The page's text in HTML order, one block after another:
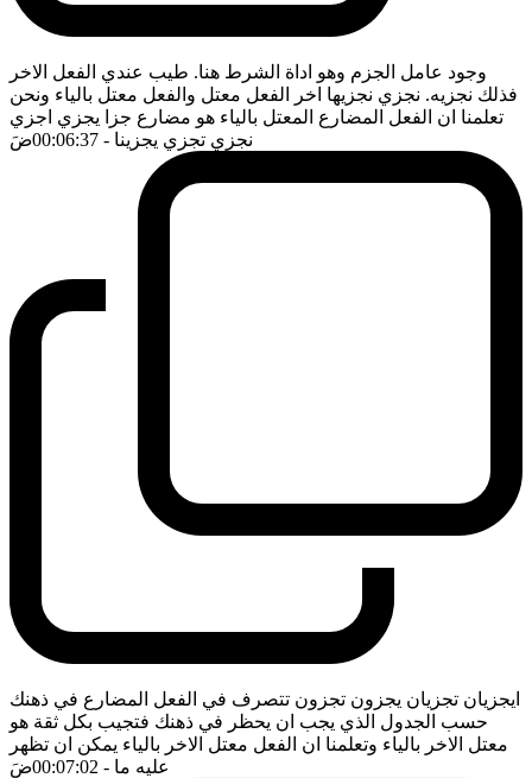
وجود عامل الجزم وهو اداة الشرط هنا. طيب عندي الفعل الاخر
فذلك نجزيه. نجزي نجزيها اخر الفعل معتل والفعل معتل بالياء ونحن
تعلمنا ان الفعل المضارع المعتل بالياء هو مضارع جزا يجزي اجزي
نجزي تجزي يجزينا - 00:06:37 ضَ
ايجزيان تجزيان يجزون تجزون تتصرف في الفعل المضارع في ذهنك
حسب الجدول الذي يجب ان يحظر في ذهنك فتجيب بكل ثقة هو
معتل الاخر بالياء وتعلمنا ان الفعل معتل الاخر بالياء يمكن ان تظهر
عليه ما - 00:07:02 ضَ